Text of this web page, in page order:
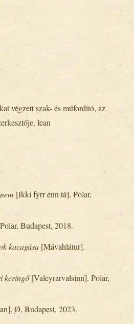
végzett szak- és műfordító, az
lean
[Ikki fyrr enn tá]. Polar,
Budapest, 2018.
kacagása [Mávahlátur].
keringő[Valeyrarvalsinn]. Polar,
Ø, Budapest, 2023.